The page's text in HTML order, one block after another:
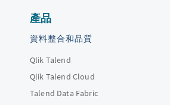
產品
資料整合和品質
Qlik Talend
Qlik Talend Cloud
Talend Data Fabric